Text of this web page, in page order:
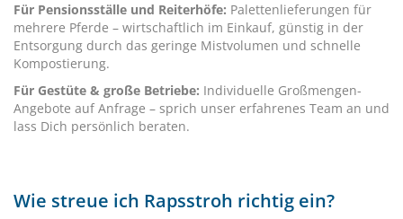
Für Pensionsställe und Reiterhöfe: Palettenlieferungen für
mehrere Pferde – wirtschaftlich im Einkauf, günstig in der
Entsorgung durch das geringe Mistvolumen und schnelle
Kompostierung.
Für Gestüte & große Betriebe: Individuelle Großmengen-
Angebote auf Anfrage – sprich unser erfahrenes Team an und
lass Dich persönlich beraten.
Wie streue ich Rapsstroh richtig ein?